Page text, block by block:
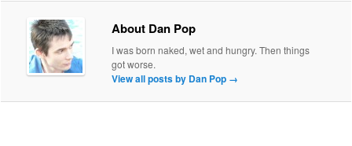
About Dan Pop
I was born naked, wet and hungry. Then things
got worse.
View all posts by Dan Pop →